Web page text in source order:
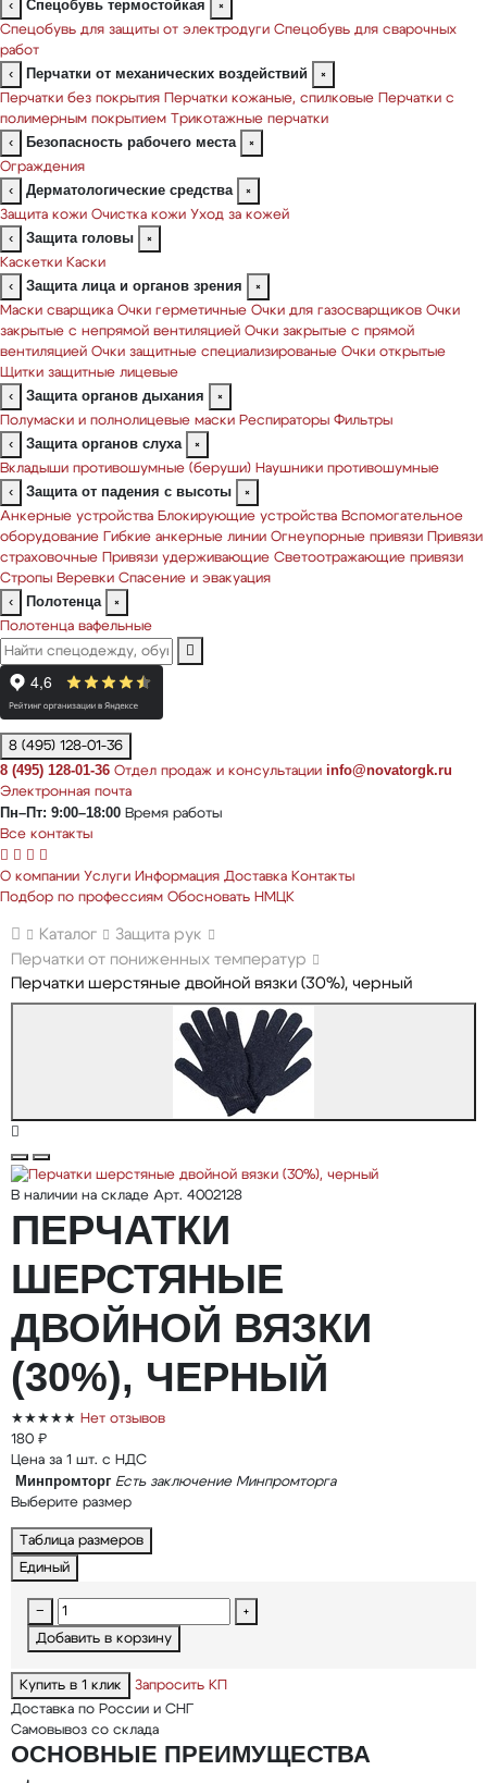
‹ Спецобувь термостойкая
×
Спецобувь для защиты от электродуги Спецобувь для сварочных
работ
‹
Перчатки от механических воздействий
×
Перчатки без покрытия
Перчатки кожаные, спилковые
Перчатки с
полимерным покрытием
Трикотажные перчатки
‹
Безопасность рабочего места
×
Ограждения
‹
Дерматологические средства
×
Защита кожи Очистка кожи Уход за кожей
‹
Защита головы
×
Каскетки Каски
‹
Защита лица и органов зрения
×
Маски сварщика Очки герметичные Очки для газосварщиков Очки
закрытые с непрямой вентиляцией Очки закрытые с прямой
вентиляцией Очки защитные специализированые Очки открытые
Щитки защитные лицевые
‹
Защита органов дыхания
×
Полумаски и полнолицевые маски Респираторы Фильтры
‹
Защита органов слуха
×
Вкладыши противошумные (беруши) Наушники противошумные
‹
Защита от падения с высоты
×
Анкерные устройства Блокирующие устройства Вспомогательное
оборудование
Гибкие анкерные линии Огнеупорные привязи
Привязи
страховочные
Привязи удерживающие Светоотражающие привязи
Стропы Веревки Спасение и эвакуация
‹
Полотенца
×
Полотенца вафельные
8 (495) 128-01-36
8 (495) 128-01-36 Отдел продаж и консультации info@novatorgk.ru
Электронная почта
Пн–Пт: 9:00–18:00 Время работы
Все контакты
О компании Услуги Информация Доставка Контакты
Подбор по профессиям Обосновать НМЦК
Каталог
Защита рук
Перчатки от пониженных температур
Перчатки шерстяные двойной вязки (30%), черный
В наличии на складе Арт. 4002128
ПЕРЧАТКИ
ШЕРСТЯНЫЕ
ДВОЙНОЙ ВЯЗКИ
(30%), ЧЕРНЫЙ
★★★★★ Нет отзывов
180 ₽
Цена за 1 шт. с НДС
Минпромторг Есть заключение Минпромторга
Выберите размер
Таблица размеров
Единый
−
+
Добавить в корзину
Купить в 1 клик
Запросить КП
Доставка по России и СНГ
Самовывоз со склада
ОСНОВНЫЕ ПРЕИМУЩЕСТВА